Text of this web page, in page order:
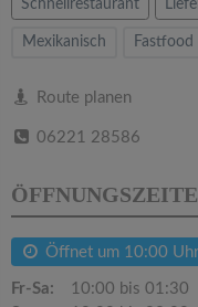
Schnellrestaurant
Mexikanisch Fastfood
Route planen
06221 28586
Öffnet um 10:00
Fr-Sa:
10:00 bis 01:30
t
i